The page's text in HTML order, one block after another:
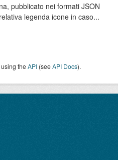
pubblicato nei formati JSON
legenda icone in caso...
theAPI (seeAPI Docs).